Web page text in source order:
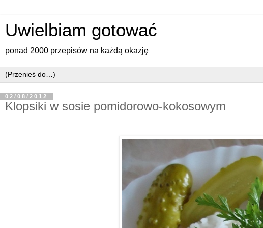
Uwielbiam gotować
ponad 2000 przepisów na każdą okazję
02/08/2012
Klopsiki w sosie pomidorowo-kokosowym